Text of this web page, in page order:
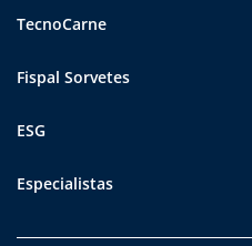
TecnoCarne
Fispal Sorvetes
ESG
Especialistas